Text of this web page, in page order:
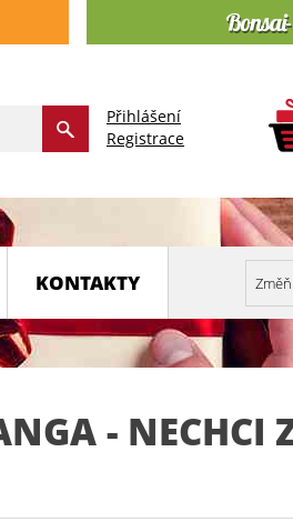
Přihlášení
Registrace
KONTAKTY
- NECHCI